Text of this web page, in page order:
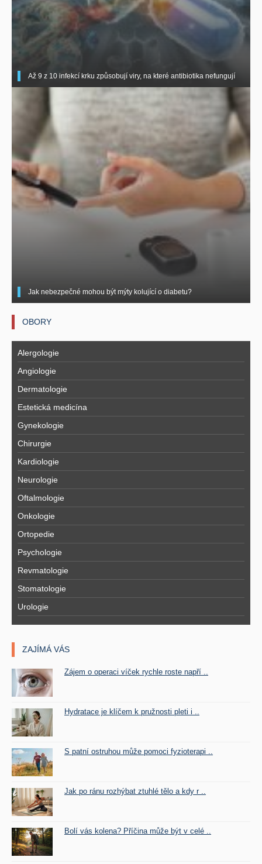
Až 9 z 10 infekcí krku způsobují viry, na které antibiotika nefungují
Jak nebezpečné mohou být mýty kolující o diabetu?
OBORY
Alergologie
Angiologie
Dermatologie
Estetická medicína
Gynekologie
Chirurgie
Kardiologie
Neurologie
Oftalmologie
Onkologie
Ortopedie
Psychologie
Revmatologie
Stomatologie
Urologie
ZAJÍMÁ VÁS
Zájem o operaci víček rychle roste napří ..
Hydratace je klíčem k pružnosti pleti i ..
S patní ostruhou může pomoci fyzioterapi ..
Jak po ránu rozhýbat ztuhlé tělo a kdy r ..
Bolí vás kolena? Příčina může být v celé ..